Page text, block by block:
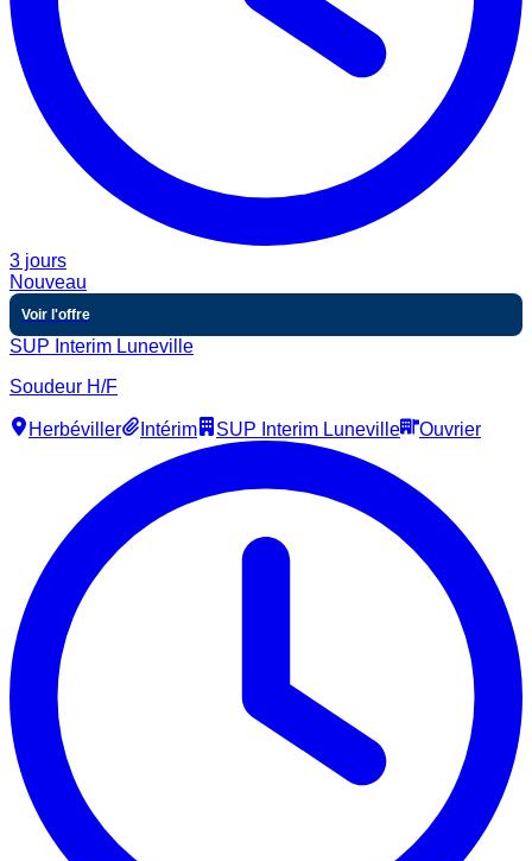
3 jours
Nouveau
Voir l'offre
SUP Interim Luneville
Soudeur H/F
Herbéviller Intérim SUP Interim Luneville Ouvrier